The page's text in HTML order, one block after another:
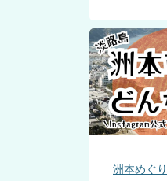
洲本めぐり